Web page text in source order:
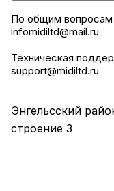
По общим вопросам
infomidiltd@mail.ru
Техническая
support@midiltd.ru
Энгельсский
строение 3